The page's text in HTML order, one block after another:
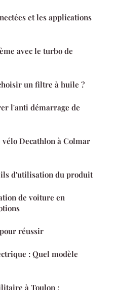
et les applications
avec le turbo de
un filtre à huile ?
l'anti démarrage de
Decathlon à Colmar
d'utilisation du produit
de voiture en
réussir
: Quel modèle
à Toulon :